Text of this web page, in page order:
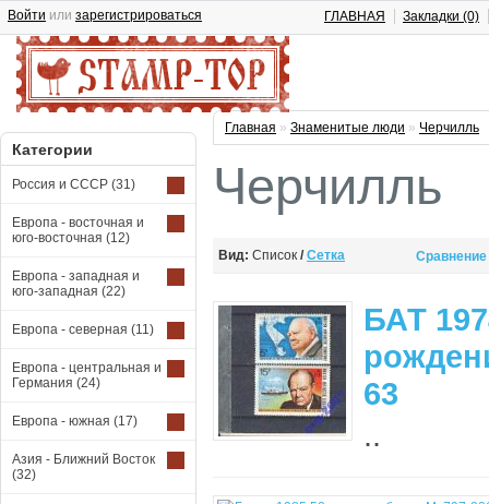
Войти или зарегистрироваться ГЛАВНАЯ Закладки (0)
Категории
Россия и СССР (31)
Европа - восточная и
юго-восточная (12)
Европа - западная и
юго-западная (22)
Европа - северная (11)
Европа - центральная и
Германия (24)
Европа - южная (17)
Азия - Ближний Восток
(32)
Главная » Знаменитые люди » Черчилль
Черчилль
Вид: Список / Сетка Сравнение
БАТ
63
..